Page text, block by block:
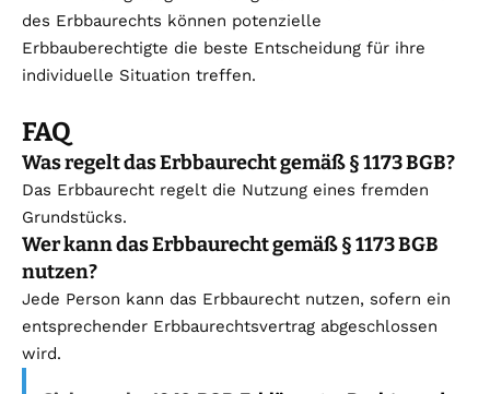
des Erbbaurechts können potenzielle
Erbbauberechtigte die beste Entscheidung für ihre
individuelle Situation treffen.
FAQ
Was regelt das Erbbaurecht gemäß § 1173 BGB?
Das Erbbaurecht regelt die Nutzung eines fremden
Grundstücks.
Wer kann das Erbbaurecht gemäß § 1173 BGB
nutzen?
Jede Person kann das Erbbaurecht nutzen, sofern ein
entsprechender Erbbaurechtsvertrag abgeschlossen
wird.